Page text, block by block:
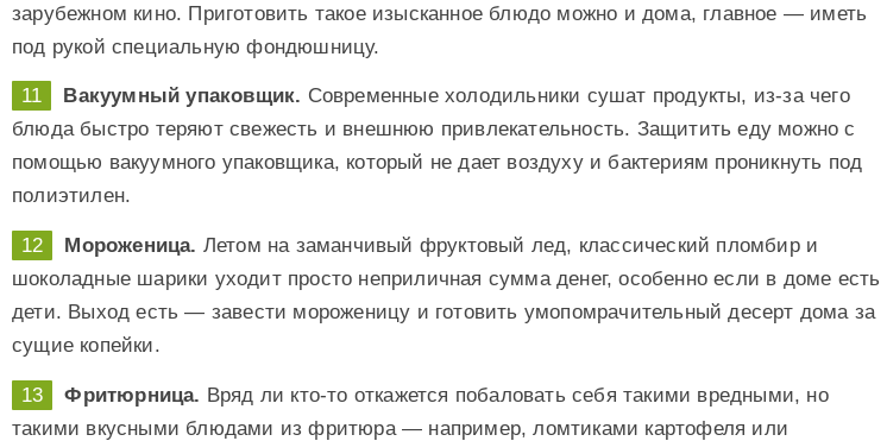
зарубежном кино. Приготовить такое изысканное блюдо можно и дома, главное — иметь
под рукой специальную фондюшницу.
Вакуумный упаковщик. Современные холодильники сушат продукты, из-за чего
блюда быстро теряют свежесть и внешнюю привлекательность. Защитить еду можно с
помощью вакуумного упаковщика, который не дает воздуху и бактериям проникнуть под
полиэтилен.
Мороженица. Летом на заманчивый фруктовый лед, классический пломбир и
шоколадные шарики уходит просто неприличная сумма денег, особенно если в доме есть
дети. Выход есть — завести мороженицу и готовить умопомрачительный десерт дома за
сущие копейки.
Фритюрница. Вряд ли кто-то откажется побаловать себя такими вредными, но
такими вкусными блюдами из фритюра — например, ломтиками картофеля или